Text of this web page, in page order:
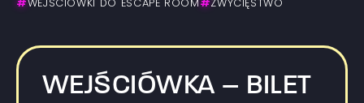
#WEJŚCIÓWKI DO ESCAPE ROOM #ZWYCIĘSTWO
WEJŚCIÓWKA – BILET